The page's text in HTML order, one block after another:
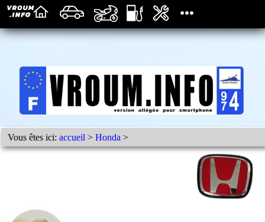
Vous êtes ici:accueil >Honda >